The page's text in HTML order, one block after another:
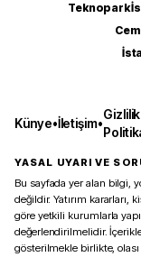
Teknopark
Künye•İletişim•
YASAL UYARI VE
Bu sayfada yer alan bilgi,
değildir. Yatırım
göre yetkili kurumlarla
değerlendirilmelidir.
gösterilmekle birlikte,